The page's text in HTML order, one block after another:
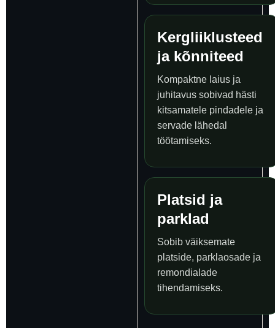
Kergliiklusteed
ja kõnniteed
Kompaktne laius ja
juhitavus sobivad hästi
kitsamatele pindadele ja
servade lähedal
töötamiseks.
Platsid ja
parklad
Sobib väiksemate
platside, parklaosade ja
remondialade
tihendamiseks.